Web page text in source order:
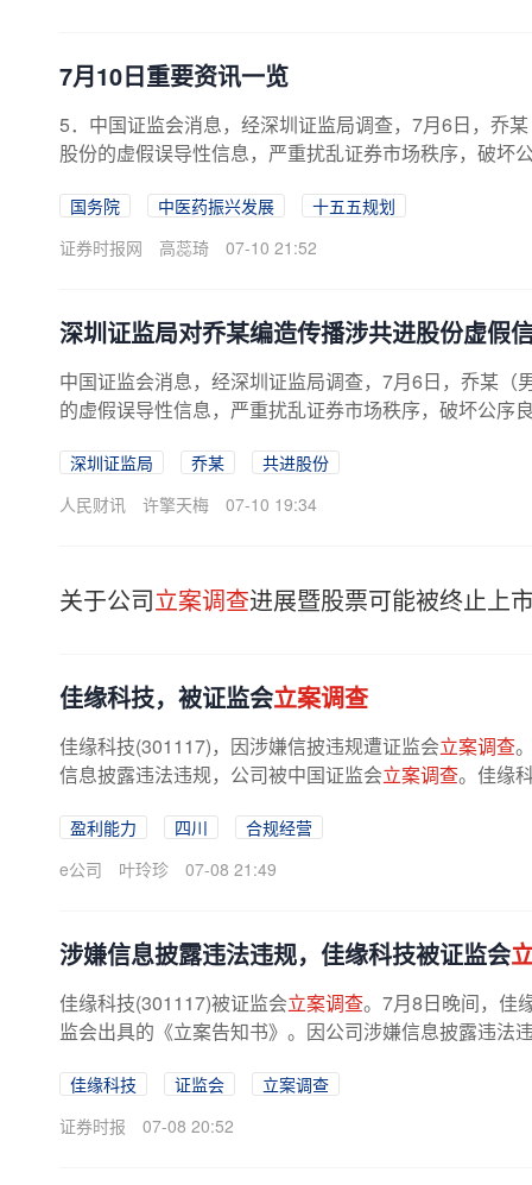
7月10日重要资讯一览
5．中国证监会消息，经深圳证监局调查，7月6日，乔
股份的虚假误导性信息，严重扰乱证券市场秩序，破坏
国务院 中医药振兴发展
十五五规划
证券时报网
高蕊琦 07-10 21:52
深圳证监局对乔某编造传播涉共进股份虚假
中国证监会消息，经深圳证监局调查，7月6日，乔某（
的虚假误导性信息，严重扰乱证券市场秩序，破坏公序
深圳证监局 乔某
共进股份
人民财讯
许擎天梅 07-10 19:34
关于公司立案调查进展暨股票可能被终止上
佳缘科技，被证监会立案调查
佳缘科技(301117)，因涉嫌信披违规遭证监会立案调查
信息披露违法违规，公司被中国证监会立案调查。佳缘
盈利能力 四川
合规经营
e公司
叶玲珍 07-08 21:49
涉嫌信息披露违法违规，佳缘科技被证监会
佳缘科技(301117)被证监会立案调查。7月8日晚间，佳
监会出具的《立案告知书》。因公司涉嫌信息披露违法
佳缘科技 证监会
立案调查
证券时报
07-08 20:52